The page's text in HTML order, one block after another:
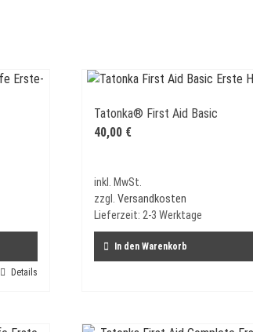
Details
Tatonka® First Aid Basic
40,00 €
inkl. MwSt.
zzgl. Versandkosten
Lieferzeit: 2-3 Werktage
In den Warenkorb